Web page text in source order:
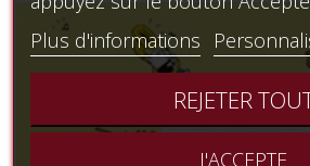
Plus d'informations
REJETER
J'ACCEPTE